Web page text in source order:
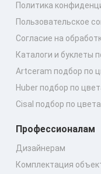
Политика
Пользовательское
Согласие на
Каталоги и буклеты
Artceram подбор по
Huber подбор по
Cisal подбор по
Профессионалам
Дизайнерам
Комплектация